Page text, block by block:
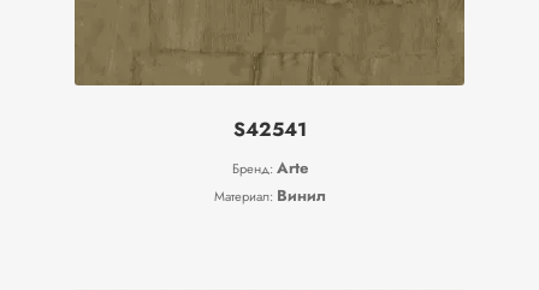
S42541
Бренд: Arte
Материал: Винил